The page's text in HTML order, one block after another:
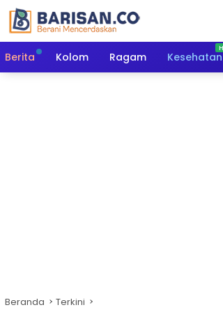
Berita Kolom Ragam Kesehatan
Beranda Terkini